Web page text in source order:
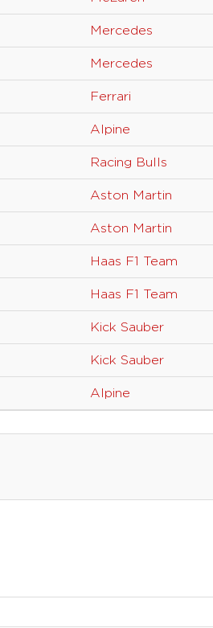
Mercedes
Mercedes
Ferrari
Alpine
Racing Bulls
Aston Martin
Aston Martin
Haas F1 Team
Haas F1 Team
Kick Sauber
Kick Sauber
Alpine